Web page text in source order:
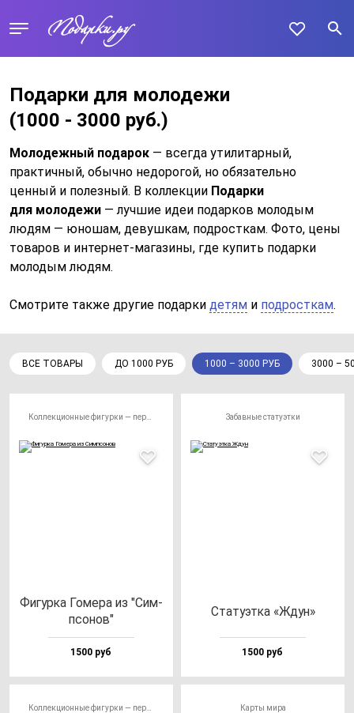
Подарки для молодежи
(1000 - 3000 руб.)
Молодежный подарок — всегда утилитарный,
практичный, обычно недорогой, но обязательно
ценный и полезный. В коллекции Подарки
для молодежи — лучшие идеи подарков молодым
людям — юношам, девушкам, подросткам. Фото, цены
товаров и интернет-магазины, где купить подарки
молодым людям.
Смотрите также другие подарки детям и подросткам.
ВСЕ ТОВАРЫ ДО 1000 РУБ 1000 – 3000 РУБ 3000 –
Фигур­ка Гоме­ра из "Сим­
псо­нов"
1500 руб
Забавные статуэтки
Ста­ту­эт­ка «Ждун»
1500 руб
Карты мира